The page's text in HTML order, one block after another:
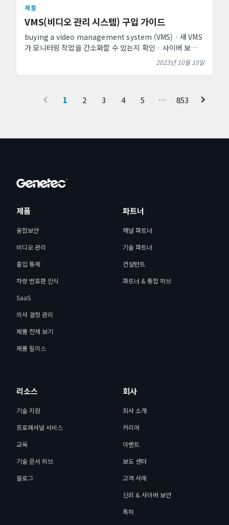
제품
VMS(비디오 관리 시스템) 구입 가이드
buying a video management system (VMS) · 새 VMS
가 모니터링 작업을 간소화할 수 있는지 확인 · 사이버 보안
및 유지 관리 도구의 우선 순위 지정 · 오픈 아키텍처에 개방
2023년 10월 10일
1 2 3 4 5 … 853
제품
융합보안
비디오 관리
출입 통제
차량 번호판 인식
SaaS
의사 결정 관리
제품 전체 보기
제품 릴리스
파트너
채널 파트너
기술 파트너
컨설턴트
파트너 & 통합 허브
리소스
기술 지원
프로페셔널 서비스
교육
기술 문서 허브
블로그
회사
회사 소개
커리어
이벤트
보도 센터
고객 사례
신뢰 & 사이버 보안
특허